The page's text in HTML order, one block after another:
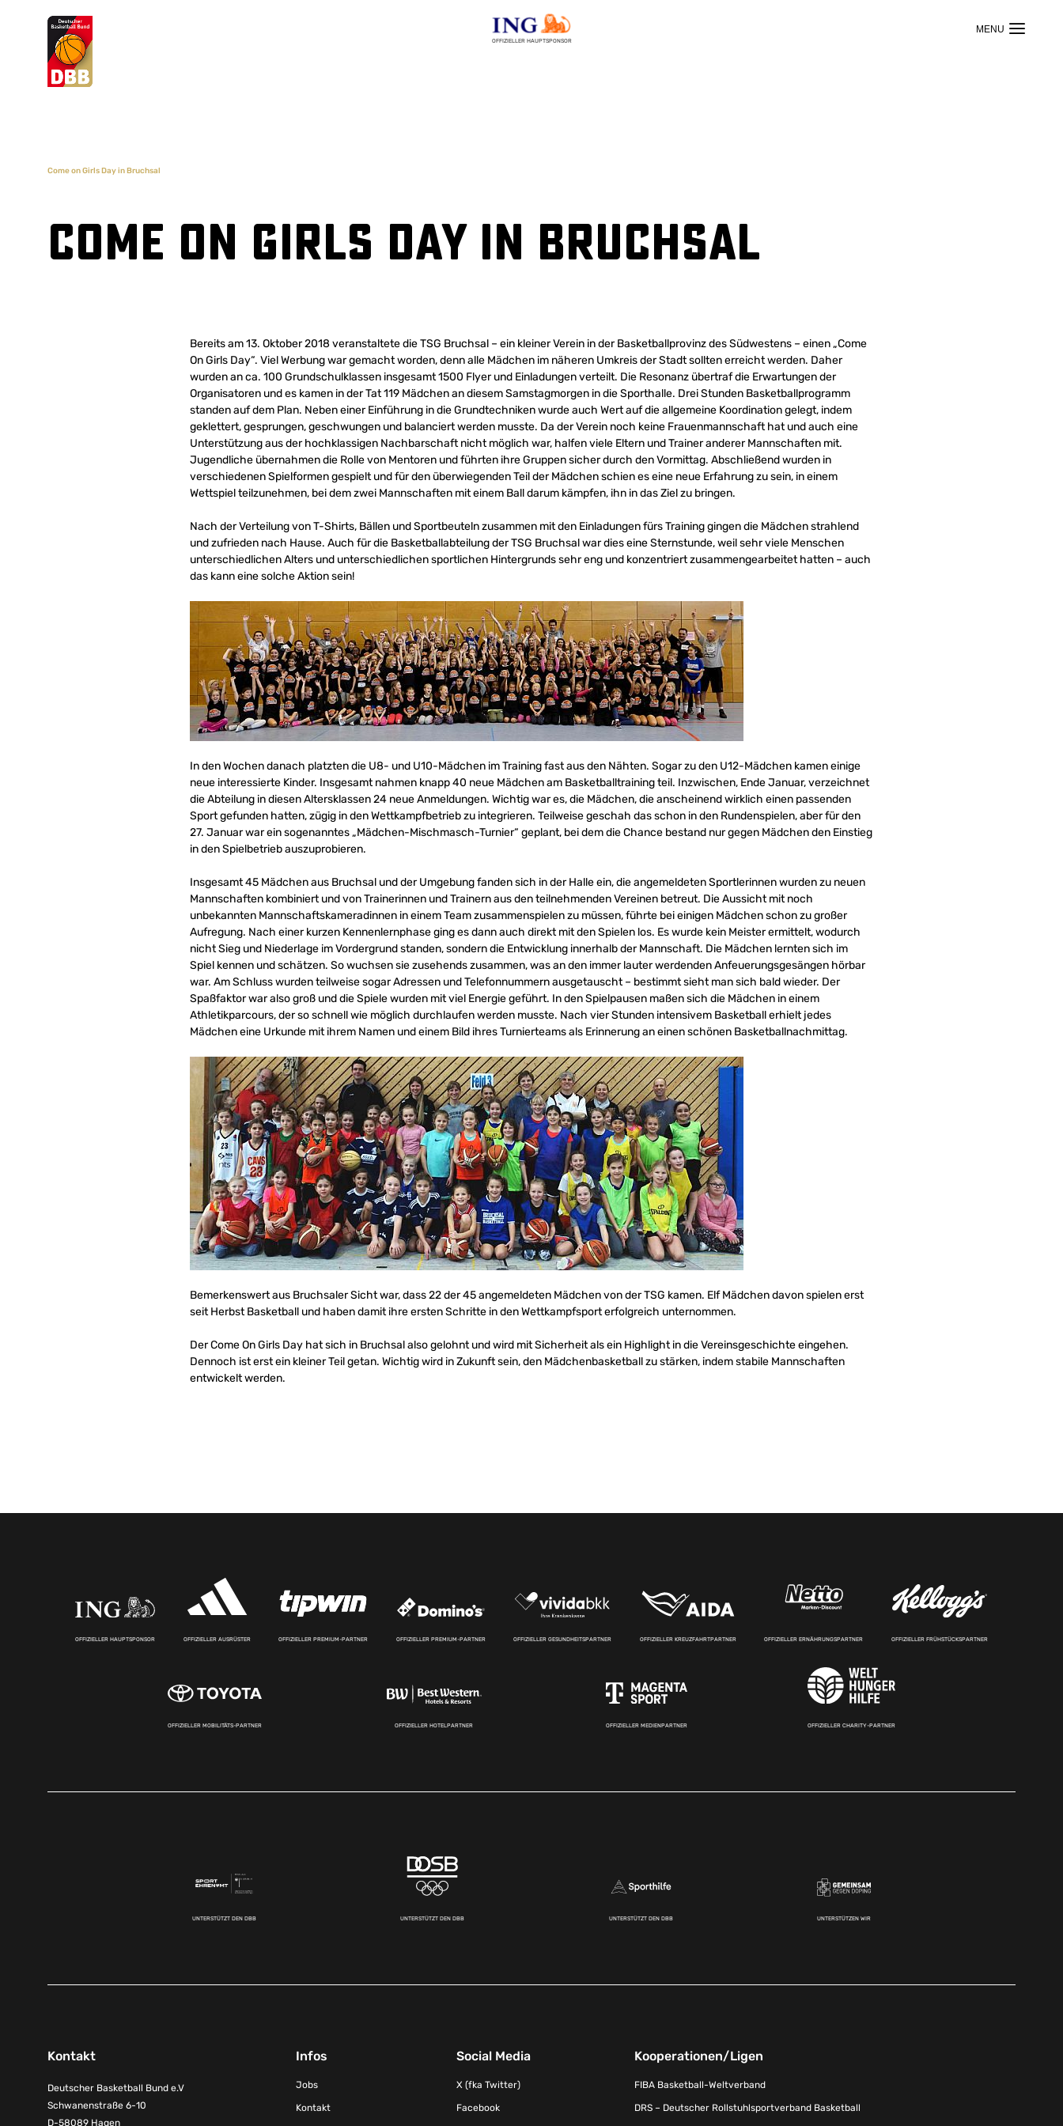
OFFIZIELLER HAUPTSPONSOR
Suchvorschläge
Come on Girls Day in Bruchsal
Come on Girls Day in Bruchsal
Bereits am 13. Oktober 2018 veranstaltete die TSG Bruchsal – ein kleiner Verein in der Basketballprovinz des Südwestens – einen „Come
On Girls Day“. Viel Werbung war gemacht worden, denn alle Mädchen im näheren Umkreis der Stadt sollten erreicht werden. Daher
wurden an ca. 100 Grundschulklassen insgesamt 1500 Flyer und Einladungen verteilt. Die Resonanz übertraf die Erwartungen der
Organisatoren und es kamen in der Tat 119 Mädchen an diesem Samstagmorgen in die Sporthalle. Drei Stunden Basketballprogramm
standen auf dem Plan. Neben einer Einführung in die Grundtechniken wurde auch Wert auf die allgemeine Koordination gelegt, indem
geklettert, gesprungen, geschwungen und balanciert werden musste. Da der Verein noch keine Frauenmannschaft hat und auch eine
Unterstützung aus der hochklassigen Nachbarschaft nicht möglich war, halfen viele Eltern und Trainer anderer Mannschaften mit.
Jugendliche übernahmen die Rolle von Mentoren und führten ihre Gruppen sicher durch den Vormittag. Abschließend wurden in
verschiedenen Spielformen gespielt und für den überwiegenden Teil der Mädchen schien es eine neue Erfahrung zu sein, in einem
Wettspiel teilzunehmen, bei dem zwei Mannschaften mit einem Ball darum kämpfen, ihn in das Ziel zu bringen.
Nach der Verteilung von T-Shirts, Bällen und Sportbeuteln zusammen mit den Einladungen fürs Training gingen die Mädchen strahlend
und zufrieden nach Hause. Auch für die Basketballabteilung der TSG Bruchsal war dies eine Sternstunde, weil sehr viele Menschen
unterschiedlichen Alters und unterschiedlichen sportlichen Hintergrunds sehr eng und konzentriert zusammengearbeitet hatten – auch
das kann eine solche Aktion sein!
In den Wochen danach platzten die U8- und U10-Mädchen im Training fast aus den Nähten. Sogar zu den U12-Mädchen kamen einige
neue interessierte Kinder. Insgesamt nahmen knapp 40 neue Mädchen am Basketballtraining teil. Inzwischen, Ende Januar, verzeichnet
die Abteilung in diesen Altersklassen 24 neue Anmeldungen. Wichtig war es, die Mädchen, die anscheinend wirklich einen passenden
Sport gefunden hatten, zügig in den Wettkampfbetrieb zu integrieren. Teilweise geschah das schon in den Rundenspielen, aber für den
27. Januar war ein sogenanntes „Mädchen-Mischmasch-Turnier“ geplant, bei dem die Chance bestand nur gegen Mädchen den Einstieg
in den Spielbetrieb auszuprobieren.
Insgesamt 45 Mädchen aus Bruchsal und der Umgebung fanden sich in der Halle ein, die angemeldeten Sportlerinnen wurden zu neuen
Mannschaften kombiniert und von Trainerinnen und Trainern aus den teilnehmenden Vereinen betreut. Die Aussicht mit noch
unbekannten Mannschaftskameradinnen in einem Team zusammenspielen zu müssen, führte bei einigen Mädchen schon zu großer
Aufregung. Nach einer kurzen Kennenlernphase ging es dann auch direkt mit den Spielen los. Es wurde kein Meister ermittelt, wodurch
nicht Sieg und Niederlage im Vordergrund standen, sondern die Entwicklung innerhalb der Mannschaft. Die Mädchen lernten sich im
Spiel kennen und schätzen. So wuchsen sie zusehends zusammen, was an den immer lauter werdenden Anfeuerungsgesängen hörbar
war. Am Schluss wurden teilweise sogar Adressen und Telefonnummern ausgetauscht – bestimmt sieht man sich bald wieder. Der
Spaßfaktor war also groß und die Spiele wurden mit viel Energie geführt. In den Spielpausen maßen sich die Mädchen in einem
Athletikparcours, der so schnell wie möglich durchlaufen werden musste. Nach vier Stunden intensivem Basketball erhielt jedes
Mädchen eine Urkunde mit ihrem Namen und einem Bild ihres Turnierteams als Erinnerung an einen schönen Basketballnachmittag.
Bemerkenswert aus Bruchsaler Sicht war, dass 22 der 45 angemeldeten Mädchen von der TSG kamen. Elf Mädchen davon spielen erst
seit Herbst Basketball und haben damit ihre ersten Schritte in den Wettkampfsport erfolgreich unternommen.
Der Come On Girls Day hat sich in Bruchsal also gelohnt und wird mit Sicherheit als ein Highlight in die Vereinsgeschichte eingehen.
Dennoch ist erst ein kleiner Teil getan. Wichtig wird in Zukunft sein, den Mädchenbasketball zu stärken, indem stabile Mannschaften
entwickelt werden.
OFFIZIELLER HAUPTSPONSOR OFFIZIELLER AUSRÜSTER OFFIZIELLER PREMIUM-PARTNER OFFIZIELLER PREMIUM-PARTNER OFFIZIELLER GESUNDHEITSPARTNER OFFIZIELLER KREUZFAHRTPARTNER OFFIZIELLER ERNÄHRUNGSPARTNER OFFIZIELLER FRÜHSTÜCKSPARTNER
OFFIZIELLER MOBILITÄTS-PARTNER OFFIZIELLER HOTELPARTNER OFFIZIELLER MEDIENPARTNER OFFIZIELLER CHARITY-PARTNER
UNTERSTÜTZT DEN DBB UNTERSTÜTZT DEN DBB UNTERSTÜTZT DEN DBB UNTERSTÜTZEN WIR
Kontakt
Deutscher Basketball Bund e.V
Schwanenstraße 6-10
D-58089 Hagen
Infos
Jobs
Kontakt
Social Media
X (fka Twitter)
Facebook
Kooperationen/Ligen
FIBA Basketball-Weltverband
DRS – Deutscher Rollstuhlsportverband Basketball